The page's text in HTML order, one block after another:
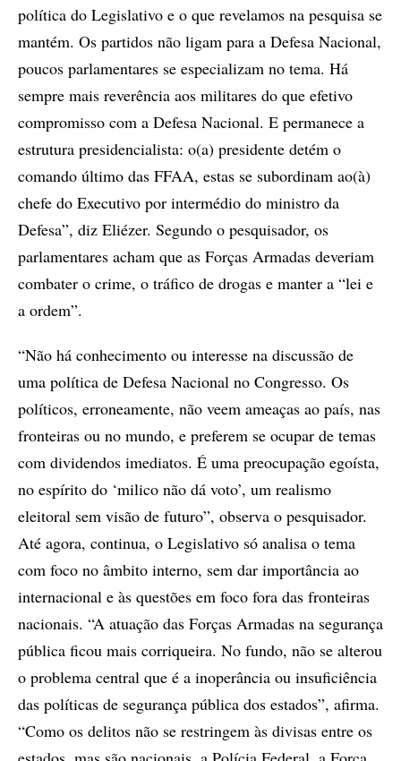
política do Legislativo e o que revelamos na pesquisa se
mantém. Os partidos não ligam para a Defesa Nacional,
poucos parlamentares se especializam no tema. Há
sempre mais reverência aos militares do que efetivo
compromisso com a Defesa Nacional. E permanece a
estrutura presidencialista: o(a) presidente detém o
comando último das FFAA, estas se subordinam ao(à)
chefe do Executivo por intermédio do ministro da
Defesa”, diz Eliézer. Segundo o pesquisador, os
parlamentares acham que as Forças Armadas deveriam
combater o crime, o tráfico de drogas e manter a “lei e
a ordem”.
“Não há conhecimento ou interesse na discussão de
uma política de Defesa Nacional no Congresso. Os
políticos, erroneamente, não veem ameaças ao país, nas
fronteiras ou no mundo, e preferem se ocupar de temas
com dividendos imediatos. É uma preocupação egoísta,
no espírito do ‘milico não dá voto’, um realismo
eleitoral sem visão de futuro”, observa o pesquisador.
Até agora, continua, o Legislativo só analisa o tema
com foco no âmbito interno, sem dar importância ao
internacional e às questões em foco fora das fronteiras
nacionais. “A atuação das Forças Armadas na segurança
pública ficou mais corriqueira. No fundo, não se alterou
o problema central que é a inoperância ou insuficiência
das políticas de segurança pública dos estados”, afirma.
“Como os delitos não se restringem às divisas entre os